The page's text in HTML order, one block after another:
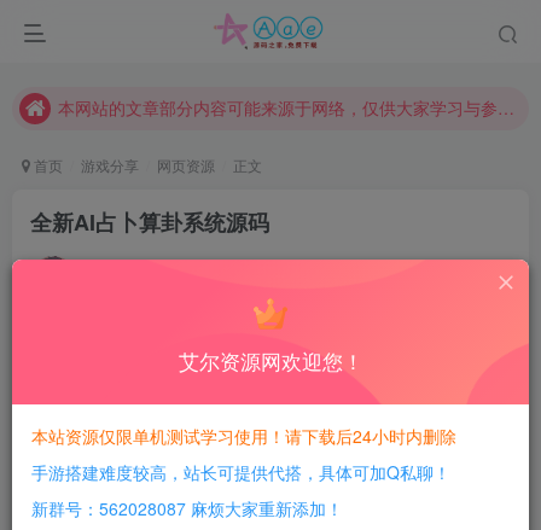
现在赞助会员享受专属折扣，详情点击此条公告。
本网站的文章部分内容可能来源于网络，仅供大家学习与参考，如有侵权，请联系站长QQ466107887进行删除处理。
首页 游戏分享 网页资源 正文
全新AI占卜算卦系统源码
关注
每日活跃最高可获得600积分！所有资源可以使用
积分免费兑换！
软件介绍：
一个 AI 聊天助手, 可以辅助解卦, 塔罗占卜, 八字命理
艾尔资源网欢迎您！
本站资源仅限单机测试学习使用！请下载后24小时内删除
手游搭建难度较高，站长可提供代搭，具体可加Q私聊！
新群号：562028087 麻烦大家重新添加！